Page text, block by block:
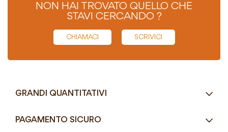
NON HAI TROVATO QUELLO CHE
STAVI CERCANDO ?
CHIAMACI SCRIVICI
GRANDI QUANTITATIVI
RICHIEDI UN PREVENTIVO
PAGAMENTO SICURO